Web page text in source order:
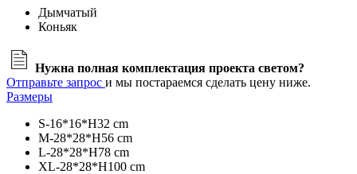
Дымчатый
Коньяк
Нужна полная комплектация проекта светом?
Отправьте запрос и мы постараемся сделать цену ниже.
Размеры
S-16*16*H32 cm
M-28*28*H56 cm
L-28*28*H78 cm
XL-28*28*H100 cm